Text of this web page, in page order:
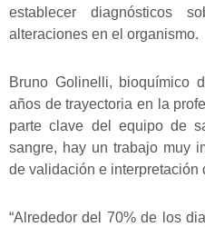
establecer diagnósticos
alteraciones en el organismo.
Bruno Golinelli, bioquímico
años de trayectoria en la
parte clave del equipo de
sangre, hay un trabajo muy
de validación e interpretación
“Alrededor del 70% de los